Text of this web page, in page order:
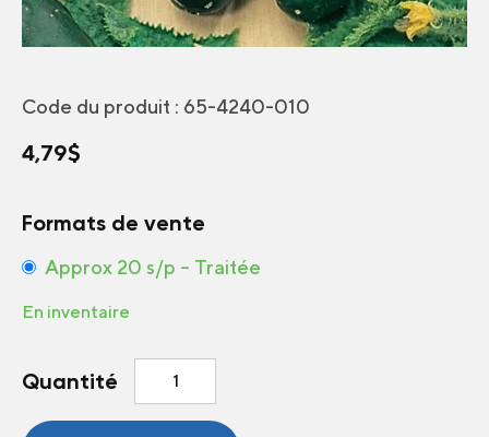
Code du produit : 65-4240-010
4,79$
Formats de vente
Approx 20 s/p – Traitée
En inventaire
Quantité
quantité
Concombre